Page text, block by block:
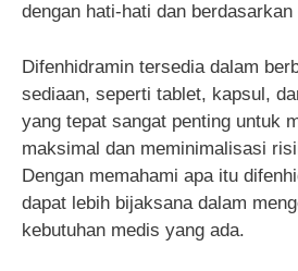
dengan hati-hati dan
Difenhidramin tersedia dalam
sediaan, seperti tablet, kapsul,
yang tepat sangat penting untuk
maksimal dan meminimalisasi
Dengan memahami apa itu
dapat lebih bijaksana dalam
kebutuhan medis yang ada.